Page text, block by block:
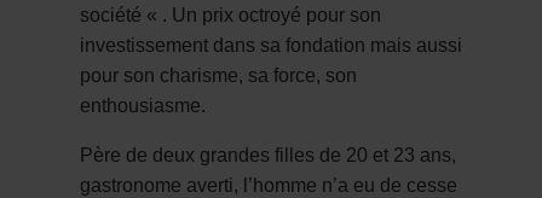
société « . Un prix octroyé pour son
investissement dans sa fondation mais aussi
pour son charisme, sa force, son
enthousiasme.
Père de deux grandes filles de 20 et 23 ans,
gastronome averti, l’homme n’a eu de cesse